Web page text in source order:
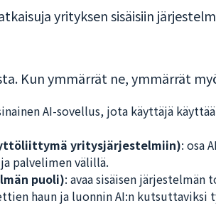
yrityksen sisäisiin
Kun ymmärrät ne, ymmärrät
AI-sovellus, jota käyttäjä
yritysjärjestelmiin): osa
palvelimen välillä.
puoli): avaa sisäisen
haun ja luonnin AI:n kutsuttaviksi